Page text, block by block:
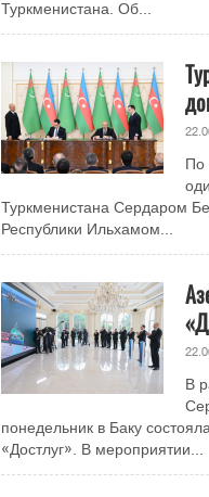
Туркменистана. Об...
По
Туркменистана Сердаром
Республики Ильхамом...
В
понедельник в Баку
«Достлуг». В мероприятии...